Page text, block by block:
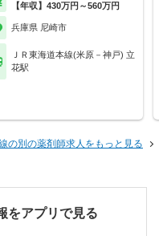
【年収】430万円～560万円
兵庫県 尼崎市
ＪＲ東海道本線(米原－神戸) 立
花駅
の別の薬剤師求人をもっと見る
をアプリで見る